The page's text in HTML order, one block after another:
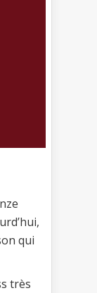
qui
très